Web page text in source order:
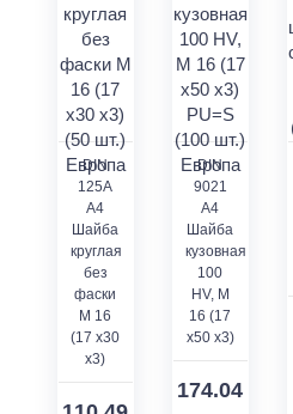
DIN
125A
A4
Шайба
круглая
без
фаски
M 16
(17 x30
x3)
DIN
9021
A4
Шайба
кузовная
100
HV, М
16 (17
x50 x3)
174.04